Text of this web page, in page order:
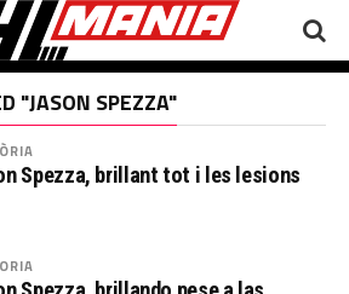
"JASON SPEZZA"
Spezza, brillant tot i les lesions